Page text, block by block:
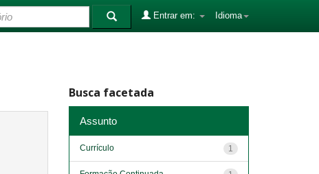
Idioma
Entrar em:
Busca facetada
Assunto
1
Currículo